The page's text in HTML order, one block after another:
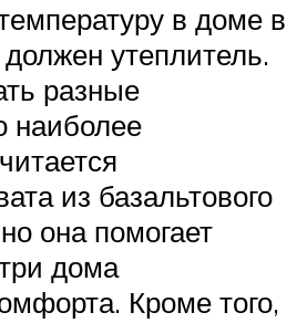
в доме в
утеплитель.
разные
наиболее
из базальтового
она помогает
дома
Кроме того,